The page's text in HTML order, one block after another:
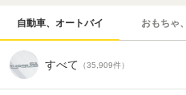
自動車、オートバイ おもちゃ
すべて （35,909件）